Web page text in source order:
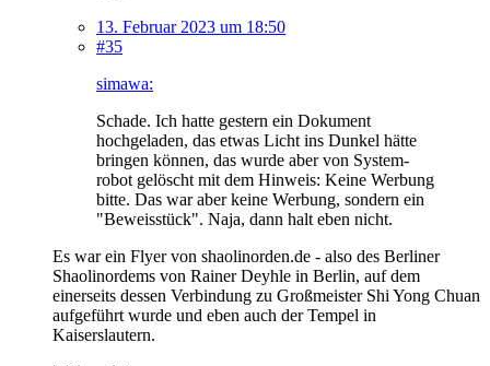
13. Februar 2023 um 18:50
#35
simawa:
Schade. Ich hatte gestern ein Dokument
hochgeladen, das etwas Licht ins Dunkel hätte
bringen können, das wurde aber von System-
robot gelöscht mit dem Hinweis: Keine Werbung
bitte. Das war aber keine Werbung, sondern ein
"Beweisstück". Naja, dann halt eben nicht.
Es war ein Flyer von shaolinorden.de - also des Berliner
Shaolinordems von Rainer Deyhle in Berlin, auf dem
einerseits dessen Verbindung zu Großmeister Shi Yong Chuan
aufgeführt wurde und eben auch der Tempel in
Kaiserslautern.